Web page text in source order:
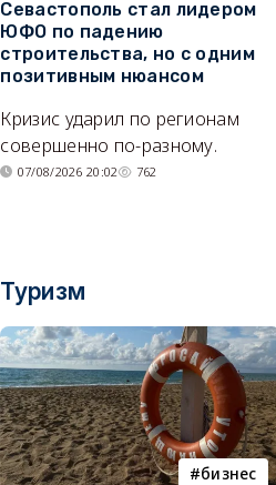
Севастополь стал лидером
ЮФО по падению
строительства, но с одним
позитивным нюансом
Кризис ударил по регионам
совершенно по-разному.
07/08/2026 20:02 762
Туризм
бизнес